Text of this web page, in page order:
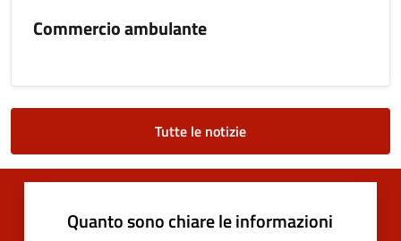
Commercio ambulante
Tutte le notizie
Quanto sono chiare le informazioni